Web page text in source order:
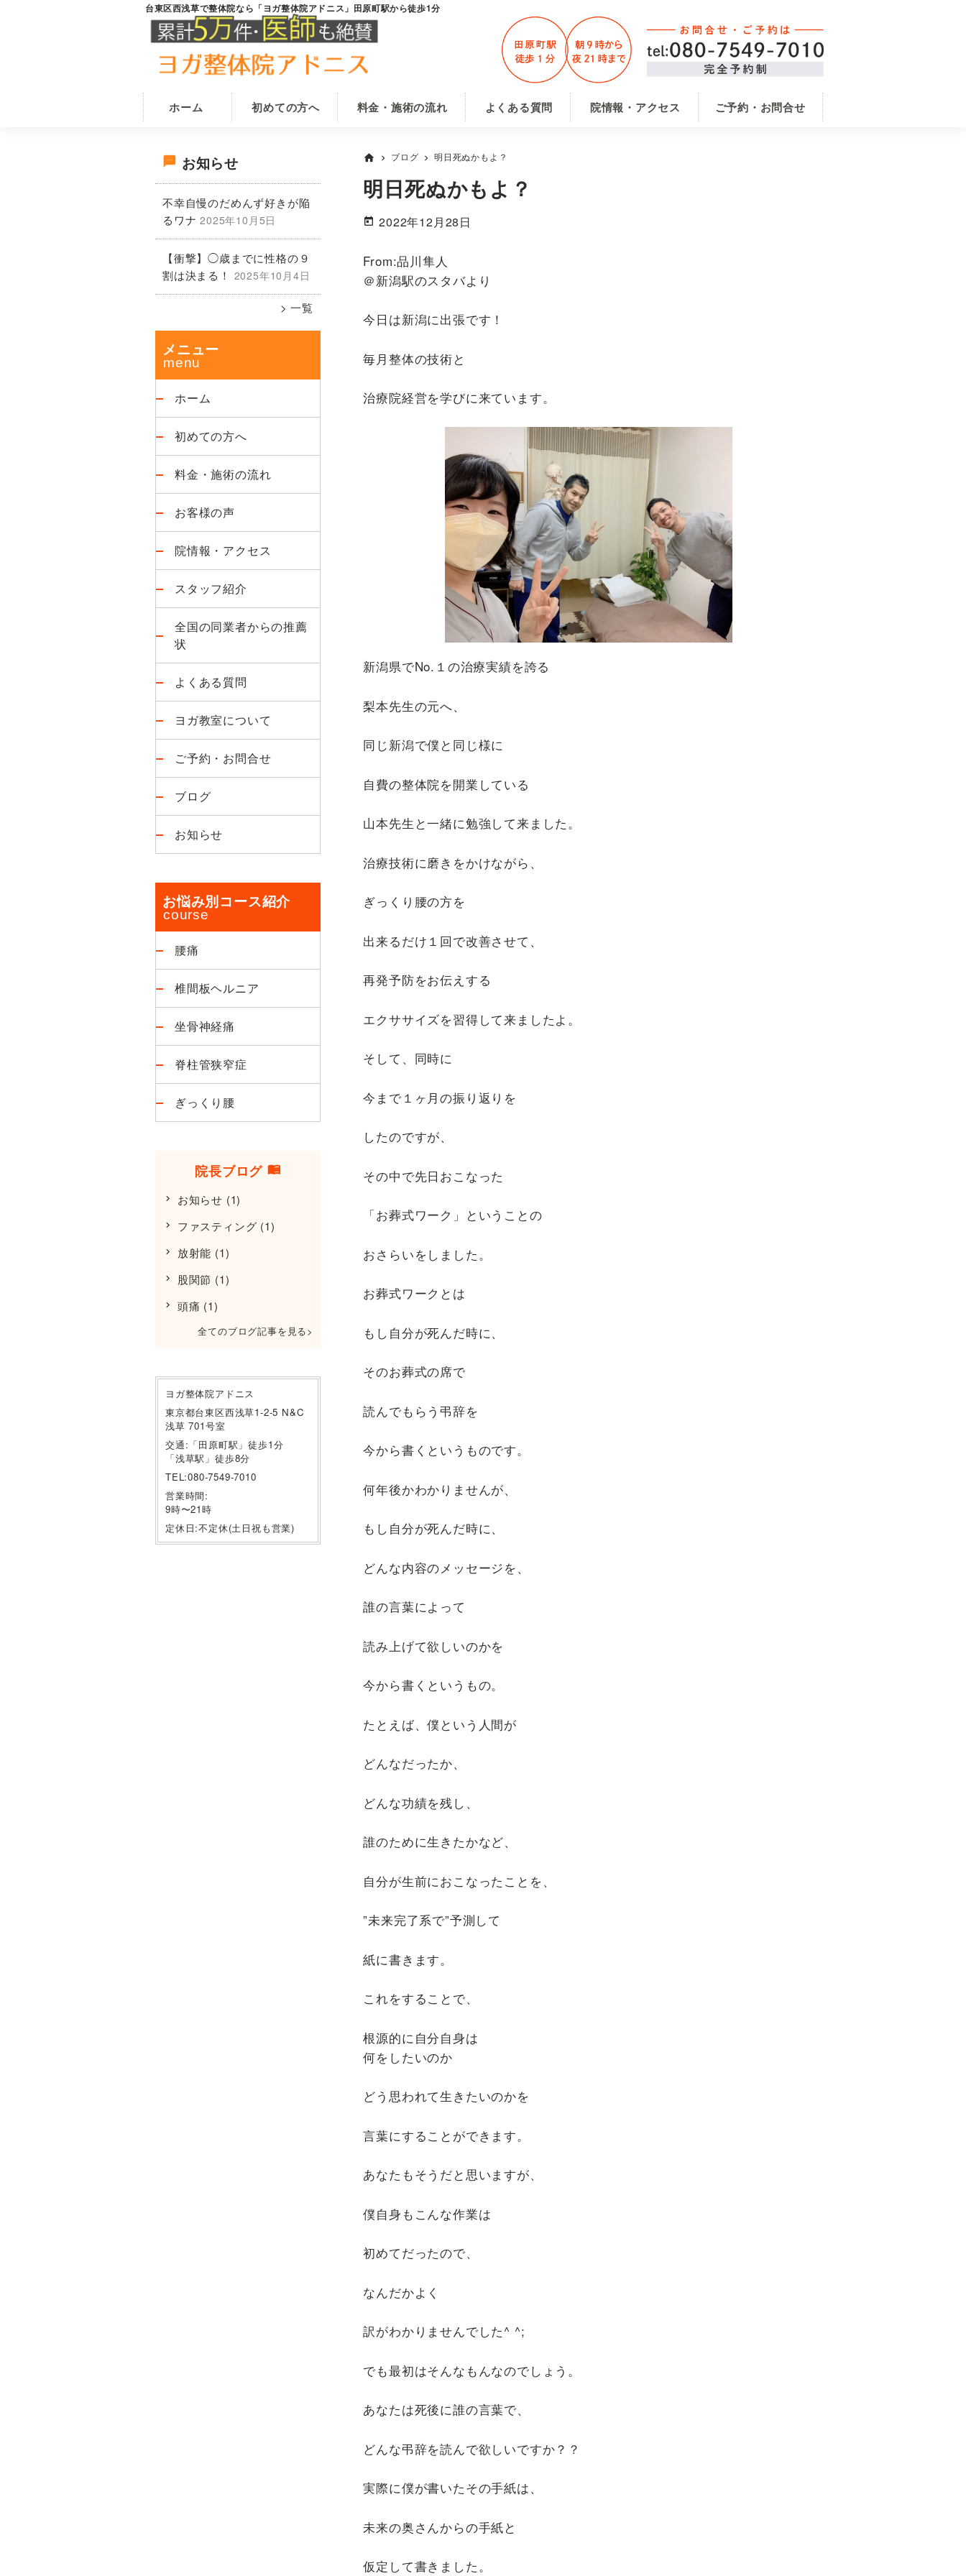
台東区西浅草で整体院なら「ヨガ整体院アドニス」田原町駅から徒歩1分
台
区
草
の
整
体
ニ
田
原
か
ら
ホーム 初めての方へ 料金・施術の流れ よくある質問 院情報・アクセス ご予約・お問合せ
home chevron_right ブログ chevron_right 明日死ぬかもよ？
明日死ぬかもよ？
2022年12月28日
From:品川隼人
＠新潟駅のスタバより
今日は新潟に出張です！
毎月整体の技術と
治療院経営を学びに来ています。
新潟県でNo.１の治療実績を誇る
梨本先生の元へ、
同じ新潟で僕と同じ様に
自費の整体院を開業している
山本先生と一緒に勉強して来ました。
治療技術に磨きをかけながら、
ぎっくり腰の方を
出来るだけ１回で改善させて、
再発予防をお伝えする
エクササイズを習得して来ましたよ。
そして、同時に
今まで１ヶ月の振り返りを
したのですが、
その中で先日おこなった
「お葬式ワーク」ということの
おさらいをしました。
お葬式ワークとは
もし自分が死んだ時に、
そのお葬式の席で
読んでもらう弔辞を
今から書くというものです。
何年後かわかりませんが、
もし自分が死んだ時に、
どんな内容のメッセージを、
誰の言葉によって
読み上げて欲しいのかを
今から書くというもの。
たとえば、僕という人間が
どんなだったか、
どんな功績を残し、
誰のために生きたかなど、
自分が生前におこなったことを、
”未来完了系で”予測して
紙に書きます。
これをすることで、
根源的に自分自身は
何をしたいのか
どう思われて生きたいのかを
言葉にすることができます。
あなたもそうだと思いますが、
僕自身もこんな作業は
初めてだったので、
なんだかよく
訳がわかりませんでした^ ^;
でも最初はそんなもんなのでしょう。
あなたは死後に誰の言葉で、
どんな弔辞を読んで欲しいですか？？
実際に僕が書いたその手紙は、
未来の奥さんからの手紙と
仮定して書きました。
最
初
の
サ
ド
バ
ー
お知らせ
不幸自慢のだめんず好きが陥
るワナ 2025年10月5日
【衝撃】◯歳までに性格の９
割は決まる！ 2025年10月4日
一覧
メニュー
ホーム
初めての方へ
料金・施術の流れ
お客様の声
院情報・アクセス
スタッフ紹介
全国の同業者からの推薦
状
よくある質問
ヨガ教室について
ご予約・お問合せ
ブログ
お知らせ
お悩み別コース紹介
腰痛
椎間板ヘルニア
坐骨神経痛
脊柱管狭窄症
ぎっくり腰
院長ブログ
お知らせ (1)
ファスティング (1)
放射能 (1)
股関節 (1)
頭痛 (1)
全てのブログ記事を見る
ヨガ整体院アドニス
東京都台東区西浅草1-2-5 N&C
浅草 701号室
交通:「田原町駅」徒歩1分
「浅草駅」徒歩8分
TEL:080-7549-7010
営業時間:
9時〜21時
定休日:不定休(土日祝も営業)